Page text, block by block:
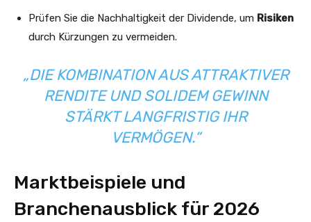
Prüfen Sie die Nachhaltigkeit der Dividende, um Risiken
durch Kürzungen zu vermeiden.
„DIE KOMBINATION AUS ATTRAKTIVER
RENDITE UND SOLIDEM GEWINN
STÄRKT LANGFRISTIG IHR
VERMÖGEN.“
Marktbeispiele und
Branchenausblick für 2026